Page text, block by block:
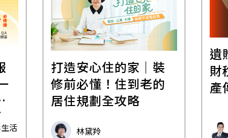
活
打造安心住的家｜裝
修前必懂！住到老的
居住規劃全攻略
林黛羚
遺
財
產